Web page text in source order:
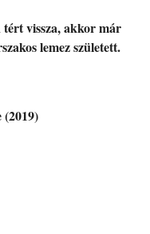
tért vissza, akkor már
lemez született.